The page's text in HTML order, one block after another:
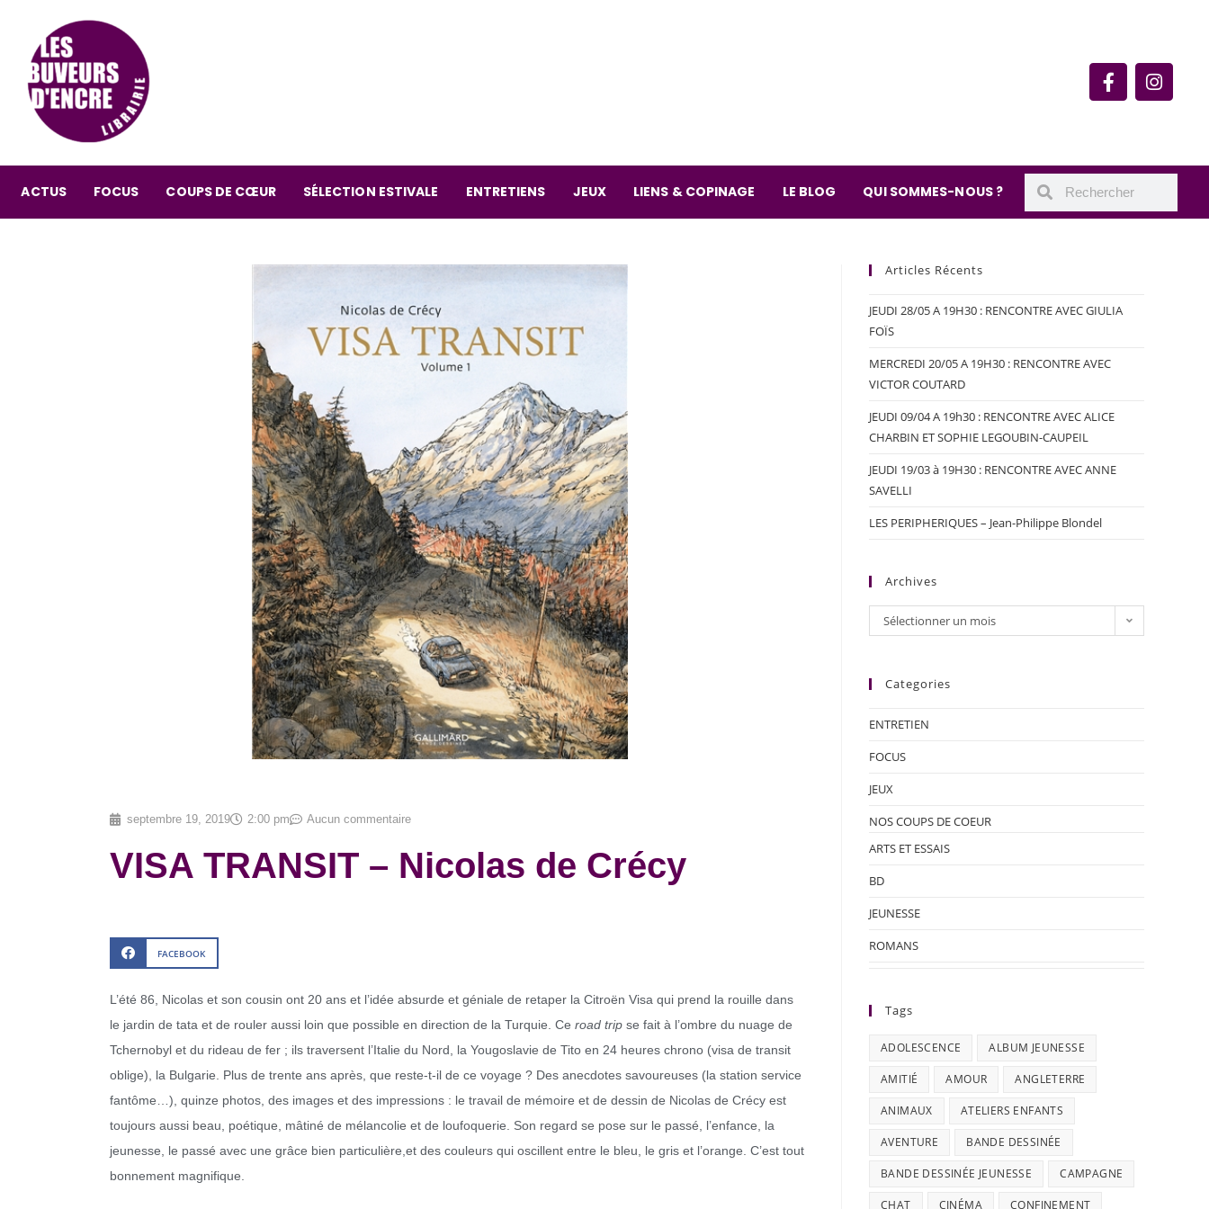
ACTUS FOCUS COUPS DE CŒUR SÉLECTION ESTIVALE ENTRETIENS JEUX LIENS & COPINAGE LE BLOG QUI SOMMES-NOUS ?
septembre 19, 2019 2:00 pm Aucun commentaire
VISA TRANSIT – Nicolas de Crécy
FACEBOOK
L’été 86, Nicolas et son cousin ont 20 ans et l’idée absurde et géniale de retaper la Citroën Visa qui prend la rouille dans
le jardin de tata et de rouler aussi loin que possible en direction de la Turquie. Ce road trip se fait à l’ombre du nuage de
Tchernobyl et du rideau de fer ; ils traversent l’Italie du Nord, la Yougoslavie de Tito en 24 heures chrono (visa de transit
oblige), la Bulgarie. Plus de trente ans après, que reste-t-il de ce voyage ? Des anecdotes savoureuses (la station service
fantôme…), quinze photos, des images et des impressions : le travail de mémoire et de dessin de Nicolas de Crécy est
toujours aussi beau, poétique, mâtiné de mélancolie et de loufoquerie. Son regard se pose sur le passé, l’enfance, la
jeunesse, le passé avec une grâce bien particulière,et des couleurs qui oscillent entre le bleu, le gris et l’orange. C’est tout
bonnement magnifique.
Articles Récents
JEUDI 28/05 A 19H30 : RENCONTRE AVEC GIULIA
FOÏS
MERCREDI 20/05 A 19H30 : RENCONTRE AVEC
VICTOR COUTARD
JEUDI 09/04 A 19h30 : RENCONTRE AVEC ALICE
CHARBIN ET SOPHIE LEGOUBIN-CAUPEIL
JEUDI 19/03 à 19H30 : RENCONTRE AVEC ANNE
SAVELLI
LES PERIPHERIQUES – Jean-Philippe Blondel
Archives
Sélectionner un mois
Categories
ENTRETIEN
FOCUS
JEUX
NOS COUPS DE COEUR
ARTS ET ESSAIS
BD
JEUNESSE
ROMANS
Tags
ADOLESCENCE ALBUM JEUNESSE
AMITIÉ AMOUR ANGLETERRE
ANIMAUX ATELIERS ENFANTS
AVENTURE BANDE DESSINÉE
BANDE DESSINÉE JEUNESSE CAMPAGNE
CHAT CINÉMA CONFINEMENT